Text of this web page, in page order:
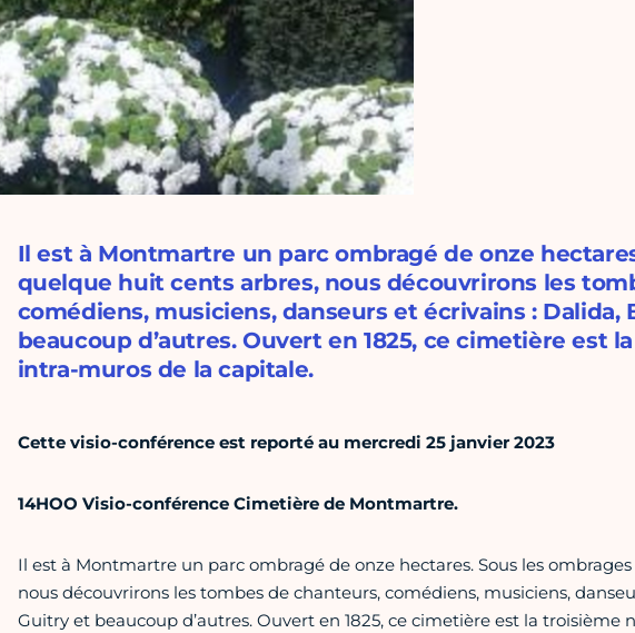
Il est à Montmartre un parc ombragé de onze
quelque huit cents arbres, nous découvrirons les
comédiens, musiciens, danseurs et écrivains : Dalida,
beaucoup d’autres. Ouvert en 1825, ce cimetière est
intra-muros de la capitale.
Cette visio-conférence est reporté au mercredi 25 janvier 2023
14HOO Visio-conférence Cimetière de Montmartre.
Il est à Montmartre un parc ombragé de onze hectares. Sous les
nous découvrirons les tombes de chanteurs, comédiens, musiciens,
Guitry et beaucoup d’autres. Ouvert en 1825, ce cimetière est la troisième